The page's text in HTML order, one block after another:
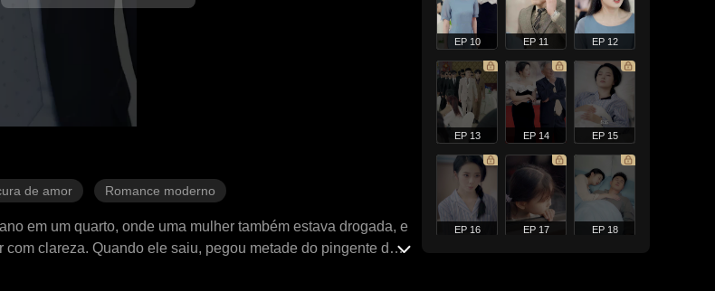
de amor Romance moderno
em um quarto, onde uma mulher também estava drogada, e
clareza. Quando ele saiu, pegou metade do pingente de
EP 10 EP 11 EP 12
EP 13 EP 14 EP 15
EP 16 EP 17 EP 18